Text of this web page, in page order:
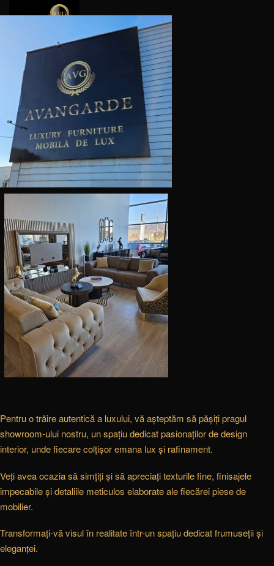
Pentru o trăire autentică a luxului, vă așteptăm să pășiți pragul
showroom-ului nostru, un spațiu dedicat pasionaților de design
interior, unde fiecare colțișor emana lux și rafinament.
Veți avea ocazia să simțiți și să apreciați texturile fine, finisajele
impecabile și detaliile meticulos elaborate ale fiecărei piese de
mobilier.
Transformați-vă visul în realitate într-un spațiu dedicat frumuseții și
eleganței.